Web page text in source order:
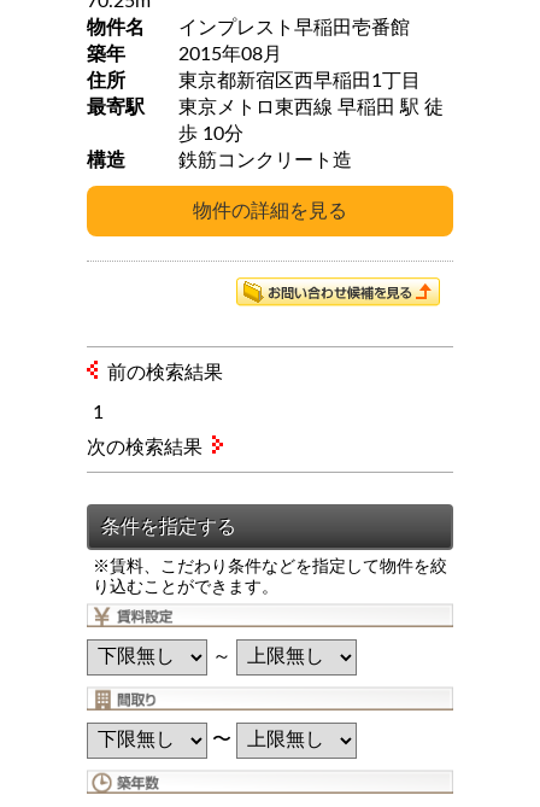
※賃料、こだわり条件などを指定して物件を絞
り込むことができます。
～
〜
物件名
インプレスト早稲田壱番館
築年
2015年08月
住所
東京都新宿区西早稲田1丁目
最寄駅
東京メトロ東西線 早稲田 駅 徒
歩 10分
構造
鉄筋コンクリート造
前の検索結果
1